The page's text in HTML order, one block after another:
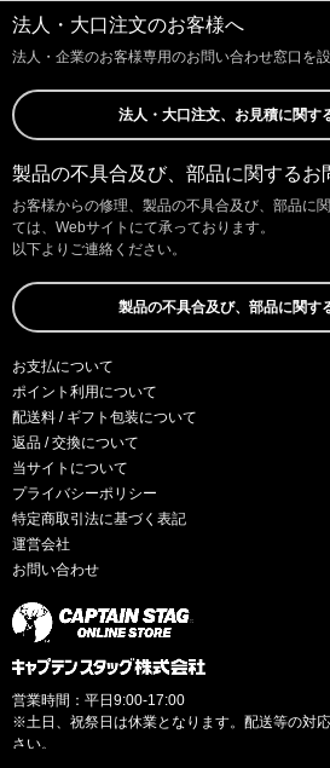
法人・大口注文のお客様へ
法人・企業のお客様専用のお問い合わせ窓口を設
法人・大口注文、お見積に関す
製品の不具合及び、部品に関するお
お客様からの修理、製品の不具合及び、部品に
ては、Webサイトにて承っております。
以下よりご連絡ください。
製品の不具合及び、部品に関す
お支払について
ポイント利用について
配送料 / ギフト包装について
返品 / 交換について
当サイトについて
プライバシーポリシー
特定商取引法に基づく表記
運営会社
お問い合わせ
営業時間：平日9:00-17:00
※土日、祝祭日は休業となります。配送等の対
さい。